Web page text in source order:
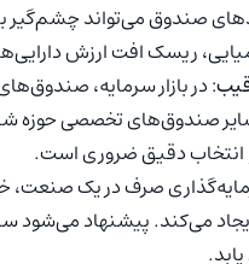
صندوق می‌تواند چشم‌گیر
ریسک افت ارزش
: در بازار سرمایه،
صندوق‌های تخصصی حوزه
انتخاب دقیق ضروری است.
صرف در یک صنعت،
می‌کند. پیشنهاد می‌شود